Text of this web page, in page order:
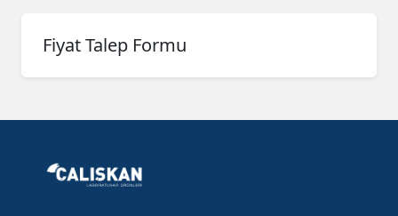
Fiyat Talep Formu